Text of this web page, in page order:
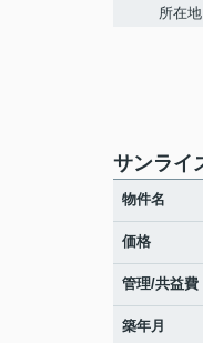
所在地
サンライ
物件名
価格
管理/共益費
築年月